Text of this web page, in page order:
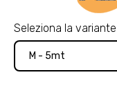
Seleziona la variante
M - 5mt